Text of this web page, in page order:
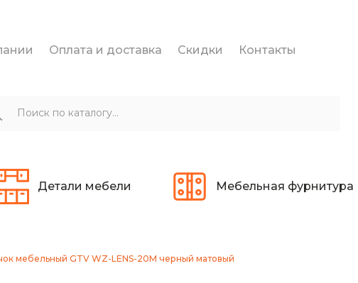
Оплата и доставка Скидки Контакты
Детали мебели Мебельная фурнитура
мебельный GTV WZ-LENS-20M черный матовый